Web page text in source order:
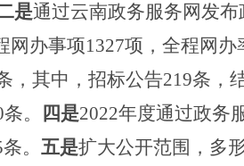
是通过云南政务服务网发
网办事项1327项，全程网办
，其中，招标公告219条，
。
四是2022年度通过政务
。 五是扩大公开范围，多